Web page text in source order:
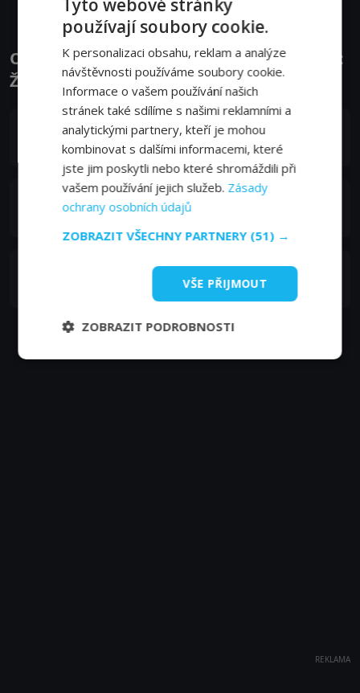
Obsazení filmu nebo pořadu The Weeknd:
Živě ze SoFi Stadium - Herci a tvůrci
Abel Tesfaye
Tanya Karn
Self - Dancer
Jennifer Mariela Bermeo
REKLAMA
Tyto webové stránky
používají soubory cookie.
K personalizaci obsahu, reklam a analýze
návštěvnosti používáme soubory cookie.
Informace o vašem používání našich
stránek také sdílíme s našimi reklamními a
analytickými partnery, kteří je mohou
kombinovat s dalšími informacemi, které
jste jim poskytli nebo které shromáždili při
vašem používání jejich služeb. Zásady
ochrany osobních údajů
ZOBRAZIT VŠECHNY PARTNERY (51) →
VŠE PŘIJMOUT
ZOBRAZIT PODROBNOSTI